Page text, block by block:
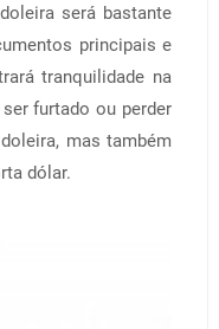
será bastante
principais e
tranquilidade na
furtado ou perder
mas também
dólar.